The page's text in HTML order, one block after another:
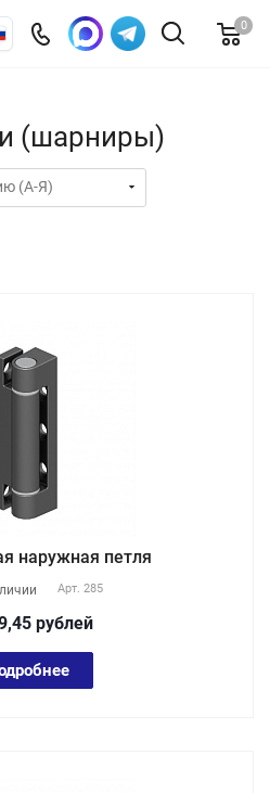
0
(шарниры)
наружная петля
Арт. 285
рублей